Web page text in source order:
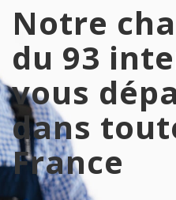
Notre
du 93
vous
dans
France